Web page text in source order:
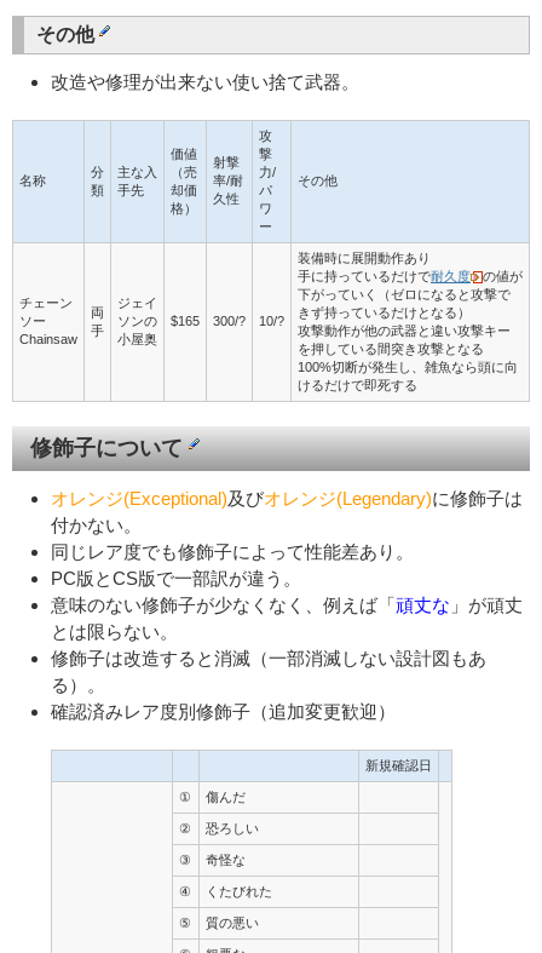
その他
改造や修理が出来ない使い捨て武器。
名称
分
類
主な入
手先
価値
（売
却価
格）
射撃
率/耐
久性
攻
撃
力/
パ
ワ
ー
その他
チェーン
ソー
Chainsaw
両
手
ジェイ
ソンの
小屋奥
$165 300/? 10/?
装備時に展開動作あり
手に持っているだけで耐久度
の値が
下がっていく（ゼロになると攻撃で
きず持っているだけとなる）
攻撃動作が他の武器と違い攻撃キー
を押している間突き攻撃となる
100%切断が発生し、雑魚なら頭に向
けるだけで即死する
修飾子について
オレンジ(Exceptional)及びオレンジ(Legendary)に修飾子は
付かない。
同じレア度でも修飾子によって性能差あり。
PC版とCS版で一部訳が違う。
意味のない修飾子が少なくなく、例えば「頑丈な 」が頑丈
とは限らない。
修飾子は改造すると消滅（一部消滅しない設計図もあ
る）。
確認済みレア度別修飾子（追加変更歓迎）
新規確認日
① 傷んだ
② 恐ろしい
③ 奇怪な
④ くたびれた
⑤ 質の悪い